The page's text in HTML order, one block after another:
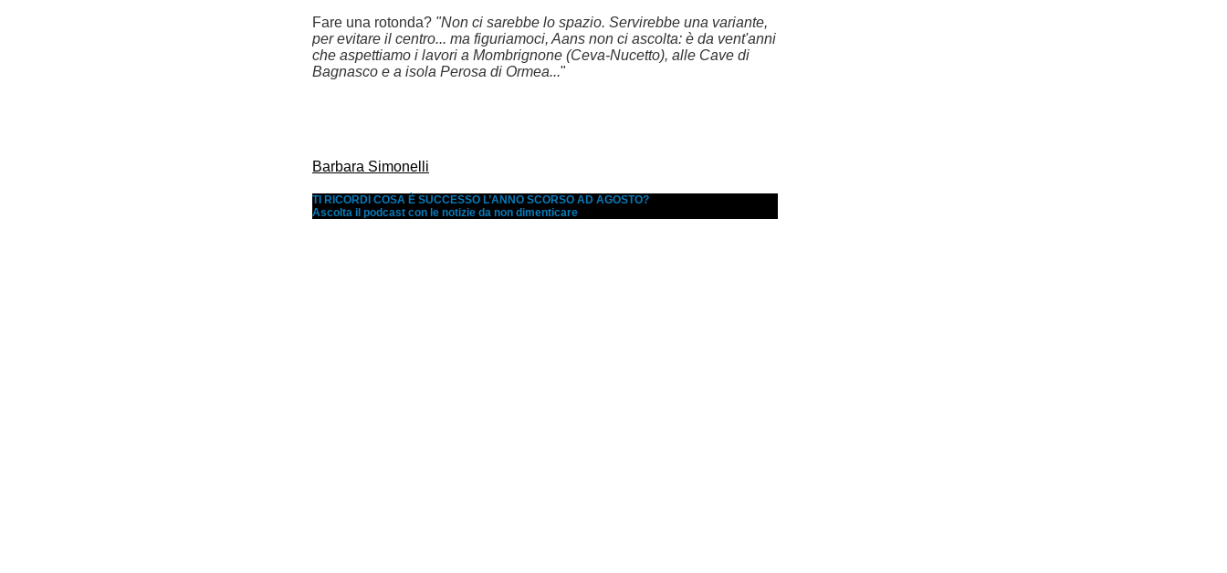
Fare una rotonda? "Non ci sarebbe lo spazio. Servirebbe una variante,
per evitare il centro... ma figuriamoci, Aans non ci ascolta: è da vent'anni
che aspettiamo i lavori a Mombrignone (Ceva-Nucetto), alle Cave di
Bagnasco e a isola Perosa di Ormea..."
Barbara Simonelli
TI RICORDI COSA È SUCCESSO L’ANNO SCORSO AD AGOSTO?
Ascolta il podcast con le notizie da non dimenticare